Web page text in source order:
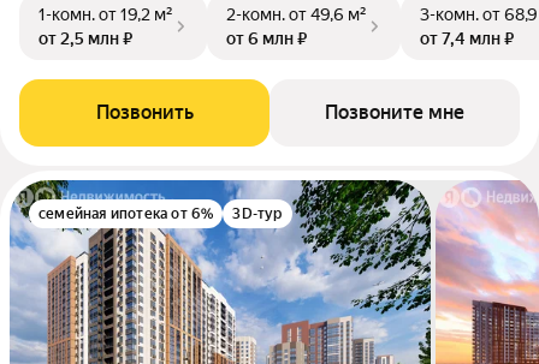
1-комн.от 19,2 м²
от 2,5 млн ₽
2-комн.от 49,6 м²
от 6 млн ₽
3-комн.от
от 7,4 млн ₽
Позвонить Позвоните мне
семейная ипотека от 6% 3D-тур